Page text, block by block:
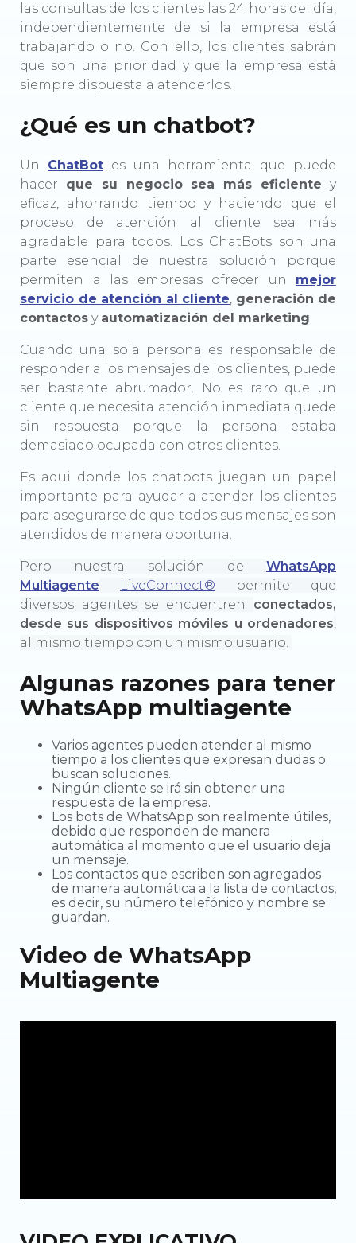
las consultas de los clientes las 24 horas del día,
independientemente de si la empresa está
trabajando o no. Con ello, los clientes sabrán
que son una prioridad y que la empresa está
siempre dispuesta a atenderlos.
¿Qué es un chatbot?
Un ChatBot es una herramienta que puede
hacer que su negocio sea más eficiente y
eficaz, ahorrando tiempo y haciendo que el
proceso de atención al cliente sea más
agradable para todos. Los ChatBots son una
parte esencial de nuestra solución porque
permiten a las empresas ofrecer un mejor
servicio de atención al cliente, generación de
contactos y automatización del marketing.
Cuando una sola persona es responsable de
responder a los mensajes de los clientes, puede
ser bastante abrumador. No es raro que un
cliente que necesita atención inmediata quede
sin respuesta porque la persona estaba
demasiado ocupada con otros clientes.
Es aqui donde los chatbots juegan un papel
importante para ayudar a atender los clientes
para asegurarse de que todos sus mensajes son
atendidos de manera oportuna.
Pero nuestra solución de WhatsApp
Multiagente
LiveConnect® permite que
diversos agentes se encuentren conectados,
desde sus dispositivos móviles u ordenadores,
al mismo tiempo con un mismo usuario.
Algunas razones para tener
WhatsApp multiagente
Varios agentes pueden atender al mismo
tiempo a los clientes que expresan dudas o
buscan soluciones.
Ningún cliente se irá sin obtener una
respuesta de la empresa.
Los bots de WhatsApp son realmente útiles,
debido que responden de manera
automática al momento que el usuario deja
un mensaje.
Los contactos que escriben son agregados
de manera automática a la lista de contactos,
es decir, su número telefónico y nombre se
guardan.
Video de WhatsApp
Multiagente